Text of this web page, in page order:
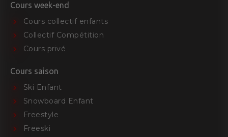
Cours week-end
Cours collectif enfants
Collectif Compétition
Cours privé
Cours saison
Ski Enfant
Snowboard Enfant
Freestyle
Freeski